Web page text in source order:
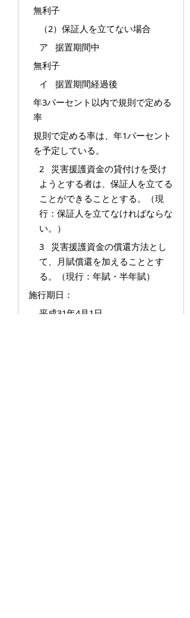
無利子
（2）保証人を立てない場合
ア 据置期間中
無利子
イ 据置期間経過後
年3パーセント以内で規則で定める
率
規則で定める率は、年1パーセント
を予定している。
2 災害援護資金の貸付けを受け
ようとする者は、保証人を立てる
ことができることとする。（現
行：保証人を立てなければならな
い。）
3 災害援護資金の償還方法とし
て、月賦償還を加えることとす
る。（現行：年賦・半年賦）
施行期日：
平成31年4月1日